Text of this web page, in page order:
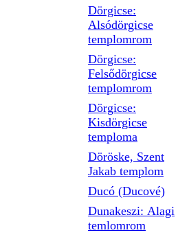
Dörgicse:
Alsódörgicse
templomrom
Dörgicse:
Felsődörgicse
templomrom
Dörgicse:
Kisdörgicse
temploma
Döröske, Szent
Jakab templom
Ducó (Ducové)
Dunakeszi: Alagi
temlomrom